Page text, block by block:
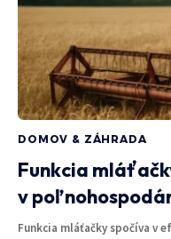
DOMOV & ZÁHRADA
Funkcia
v
Funkcia mláťačky spočíva v